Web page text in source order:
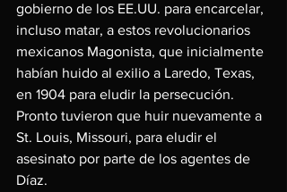
gobierno de los EE.UU. para encarcelar,
incluso matar, a estos revolucionarios
mexicanos Magonista, que inicialmente
habían huido al exilio a Laredo, Texas,
en 1904 para eludir la persecución.
Pronto tuvieron que huir nuevamente a
St. Louis, Missouri, para eludir el
asesinato por parte de los agentes de
Díaz.